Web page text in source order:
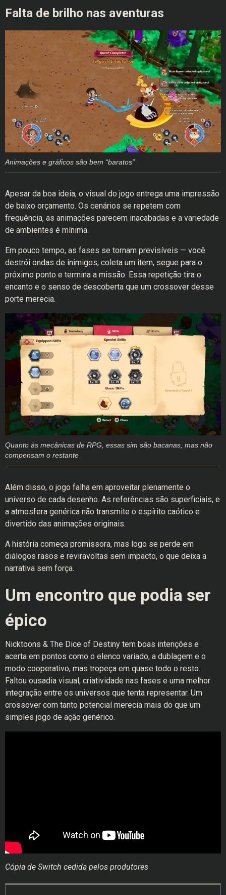
Falta de brilho nas aventuras
Animações e gráficos são bem “baratos”
Apesar da boa ideia, o visual do jogo entrega uma impressão
de baixo orçamento. Os cenários se repetem com
frequência, as animações parecem inacabadas e a variedade
de ambientes é mínima.
Em pouco tempo, as fases se tornam previsíveis — você
destrói ondas de inimigos, coleta um item, segue para o
próximo ponto e termina a missão. Essa repetição tira o
encanto e o senso de descoberta que um crossover desse
porte merecia.
Quanto às mecânicas de RPG, essas sim são bacanas, mas não
compensam o restante
Além disso, o jogo falha em aproveitar plenamente o
universo de cada desenho. As referências são superficiais, e
a atmosfera genérica não transmite o espírito caótico e
divertido das animações originais.
A história começa promissora, mas logo se perde em
diálogos rasos e reviravoltas sem impacto, o que deixa a
narrativa sem força.
Um encontro que podia ser
épico
Nicktoons & The Dice of Destiny tem boas intenções e
acerta em pontos como o elenco variado, a dublagem e o
modo cooperativo, mas tropeça em quase todo o resto.
Faltou ousadia visual, criatividade nas fases e uma melhor
integração entre os universos que tenta representar. Um
crossover com tanto potencial merecia mais do que um
simples jogo de ação genérico.
Cópia de Switch cedida pelos produtores